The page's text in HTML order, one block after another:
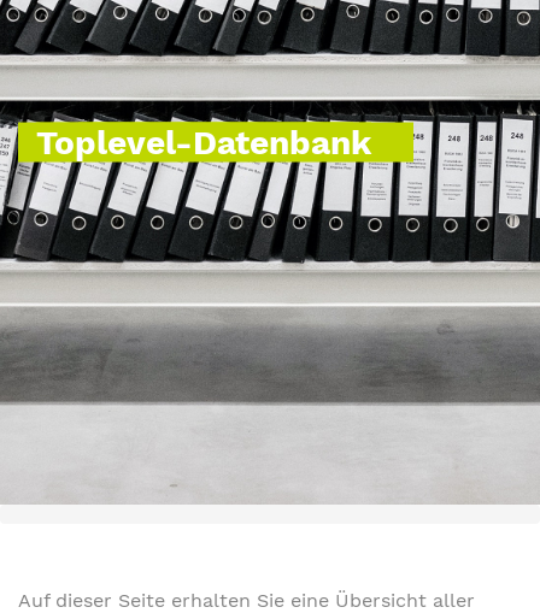
Toplevel-Datenbank
Auf dieser Seite erhalten Sie eine Übersicht aller